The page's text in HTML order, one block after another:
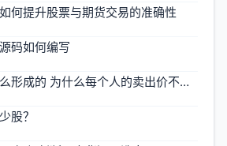
何提升股票与期货交易的准确性
码如何编写
股票价格是怎么形成的 为什么每个人的卖出价不一样
股？